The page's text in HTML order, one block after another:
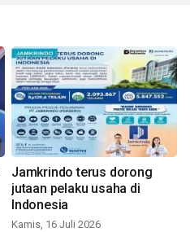
Jamkrindo terus dorong
jutaan pelaku usaha di
Indonesia
Kamis, 16 Juli 2026